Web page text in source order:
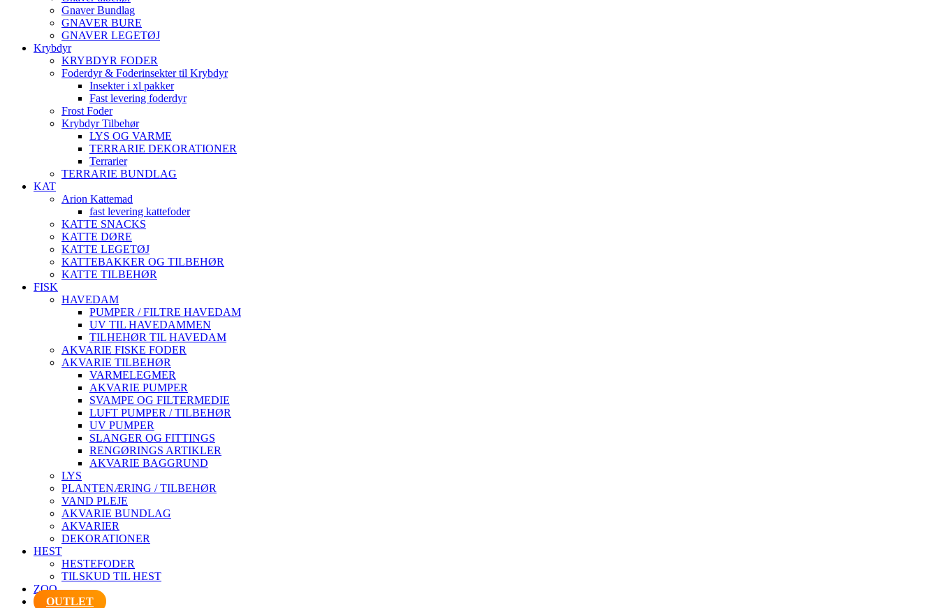
Gnaver Bundlag
GNAVER BURE
GNAVER LEGETØJ
Krybdyr
KRYBDYR FODER
Foderdyr & Foderinsekter til Krybdyr
Insekter i xl pakker
Fast levering foderdyr
Frost Foder
Krybdyr Tilbehør
LYS OG VARME
TERRARIE DEKORATIONER
Terrarier
TERRARIE BUNDLAG
KAT
Arion Kattemad
fast levering kattefoder
KATTE SNACKS
KATTE DØRE
KATTE LEGETØJ
KATTEBAKKER OG TILBEHØR
KATTE TILBEHØR
FISK
HAVEDAM
PUMPER / FILTRE HAVEDAM
UV TIL HAVEDAMMEN
TILHEHØR TIL HAVEDAM
AKVARIE FISKE FODER
AKVARIE TILBEHØR
VARMELEGMER
AKVARIE PUMPER
SVAMPE OG FILTERMEDIE
LUFT PUMPER / TILBEHØR
UV PUMPER
SLANGER OG FITTINGS
RENGØRINGS ARTIKLER
AKVARIE BAGGRUND
LYS
PLANTENÆRING / TILBEHØR
VAND PLEJE
AKVARIE BUNDLAG
AKVARIER
DEKORATIONER
HEST
HESTEFODER
TILSKUD TIL HEST
ZOO
OUTLET